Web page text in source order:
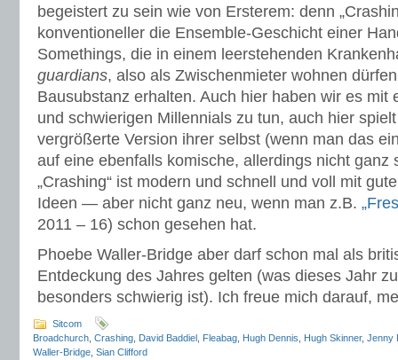
begeistert zu sein wie von Ersterem: denn
konventioneller die Ensemble-Geschicht einer
Somethings, die in einem leerstehenden
guardians, also als Zwischenmieter wohnen
Bausubstanz erhalten. Auch hier haben wir es mit
und schwierigen Millennials zu tun, auch hier
vergrößerte Version ihrer selbst (wenn man das
auf eine ebenfalls komische, allerdings nicht ganz
„Crashing“ ist modern und schnell und voll mit
Ideen — aber nicht ganz neu, wenn man z.B.
2011 – 16) schon gesehen hat.
Phoebe Waller-Bridge aber darf schon mal als
Entdeckung des Jahres gelten (was dieses Jahr
besonders schwierig ist). Ich freue mich darauf,
Sitcom
Broadchurch Crashing David Baddiel Fleabag Hugh Dennis Hugh Skinner, Jenny
Waller-Bridge Sian Clifford